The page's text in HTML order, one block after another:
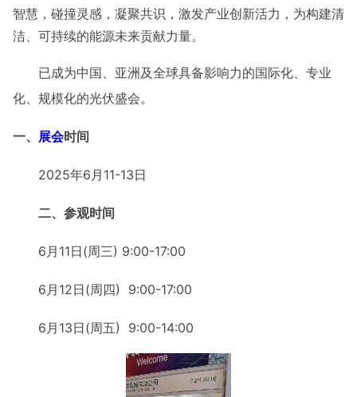
智慧，碰撞灵感，凝聚共识，激发产业创新活力，为构建清
洁、可持续的能源未来贡献力量。
已成为中国、亚洲及全球具备影响力的国际化、专业
化、规模化的光伏盛会。
一、 展会时间
2025年6月11-13日
二、参观时间
6月11日(周三) 9:00-17:00
6月12日(周四) 9:00-17:00
6月13日(周五) 9:00-14:00